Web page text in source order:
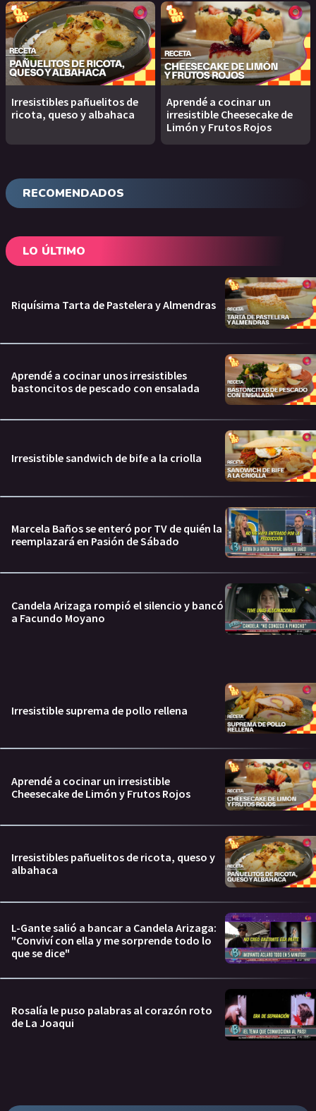
Irresistibles pañuelitos de
ricota, queso y albahaca
Aprendé a cocinar un
irresistible Cheesecake de
Limón y Frutos Rojos
RECOMENDADOS
LO ÚLTIMO
Riquísima Tarta de Pastelera y Almendras
Aprendé a cocinar unos irresistibles
bastoncitos de pescado con ensalada
Irresistible sandwich de bife a la criolla
Marcela Baños se enteró por TV de quién la
reemplazará en Pasión de Sábado
Candela Arizaga rompió el silencio y bancó
a Facundo Moyano
Irresistible suprema de pollo rellena
Aprendé a cocinar un irresistible
Cheesecake de Limón y Frutos Rojos
Irresistibles pañuelitos de ricota, queso y
albahaca
L-Gante salió a bancar a Candela Arizaga:
"Conviví con ella y me sorprende todo lo
que se dice"
Rosalía le puso palabras al corazón roto
de La Joaqui